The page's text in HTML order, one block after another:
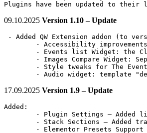
Plugins have been updated to their
09.10.2025 Version 1.10 – Update
- Added QW Extension addon (to
- Accessibility
- Events list Widget: the
- Images Compare Widget:
- Style tweaks for The
- Audio widget: template
17.09.2025 Version 1.9 – Update
Added:
- Plugin Settings – Added
- Stack Sections – Added
- Elementor Presets